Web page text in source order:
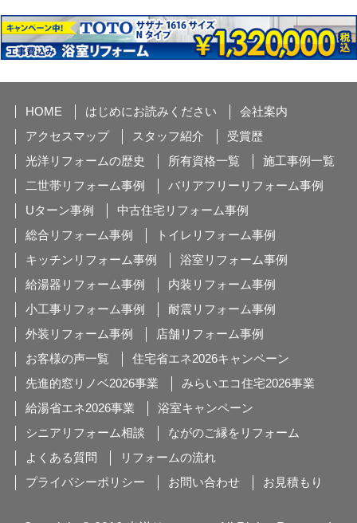
HOME はじめにお読みください
会社案内
アクセスマップ
スタッフ紹介
受賞歴
光洋リフォームの歴史
所有資格一覧
施工事例一覧
二世帯リフォーム事例
バリアフリーリフォーム事例
Uターン事例
中古住宅リフォーム事例
総合リフォーム事例
トイレリフォーム事例
キッチンリフォーム事例
浴室リフォーム事例
給湯器リフォーム事例
内装リフォーム事例
小工事リフォーム事例
耐震リフォーム事例
外装リフォーム事例
店舗リフォーム事例
お客様の声一覧
住宅省エネ2026キャンペーン
先進的窓リノベ2026事業
みらいエコ住宅2026事業
給湯省エネ2026事業
浴室キャンペーン
シニアリフォーム相談
ながのご縁をリフォーム
よくある質問
リフォームの流れ
プライバシーポリシー
お問い合わせ お見積もり